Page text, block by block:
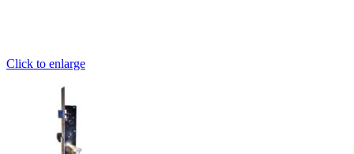
Click to enlarge